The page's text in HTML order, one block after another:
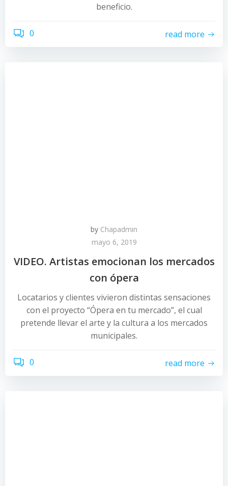
beneficio.
0 read more
by Chapadmin
mayo 6, 2019
VIDEO. Artistas emocionan los mercados
con ópera
Locatarios y clientes vivieron distintas sensaciones
con el proyecto “Ópera en tu mercado”, el cual
pretende llevar el arte y la cultura a los mercados
municipales.
0 read more